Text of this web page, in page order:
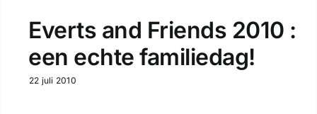
Everts and Friends 2010 :
een echte familiedag!
22 juli 2010